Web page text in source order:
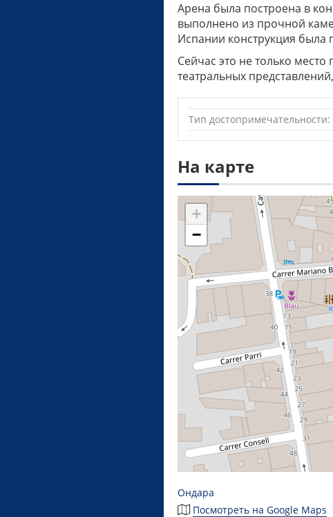
Арена была построена в
выполнено из прочной
Испании конструкция была
Сейчас это не только
театральных
Тип достопримечательности:
На карте
+
−
Ондара
Посмотреть на Google Maps